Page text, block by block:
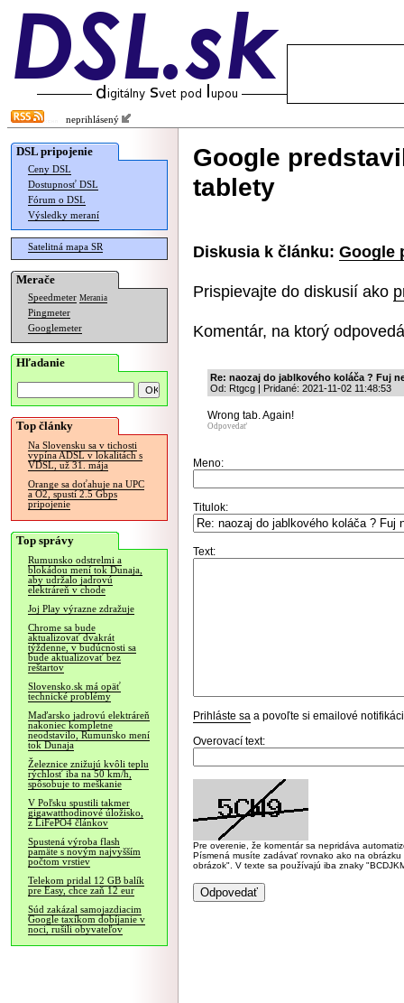
neprihlásený
DSL pripojenie
Ceny DSL
Dostupnosť DSL
Fórum o DSL
Výsledky meraní
Satelitná mapa SR
Merače
Speedmeter Merania
Pingmeter
Googlemeter
Hľadanie
Top články
Na Slovensku sa v tichosti
vypína ADSL v lokalitách s
VDSL, už 31. mája
Orange sa doťahuje na UPC
a O2, spustí 2.5 Gbps
pripojenie
Top správy
Rumunsko odstrelmi a
blokádou mení tok Dunaja,
aby udržalo jadrovú
elektráreň v chode
Joj Play výrazne zdražuje
Chrome sa bude
aktualizovať dvakrát
týždenne, v budúcnosti sa
bude aktualizovať bez
reštartov
Slovensko.sk má opäť
technické problémy
Maďarsko jadrovú elektráreň
nakoniec kompletne
neodstavilo, Rumunsko mení
tok Dunaja
Železnice znižujú kvôli teplu
rýchlosť iba na 50 km/h,
spôsobuje to meškanie
V Poľsku spustili takmer
gigawatthodinové úložisko,
z LiFePO4 článkov
Spustená výroba flash
pamäte s novým najvyšším
počtom vrstiev
Telekom pridal 12 GB balík
pre Easy, chce zaň 12 eur
Súd zakázal samojazdiacim
Google taxíkom dobíjanie v
noci, rušili obyvateľov
Google
tablety
Diskusia k článku: Google
Prispievajte do diskusií ako
Komentár, na ktorý
Re: naozaj do jablkového koláča ? Fuj
Od: Rtgcg | Pridané: 2021-11-02 11:48:53
Wrong tab. Again!
Odpovedať
Meno:
Titulok:
Text:
Prihláste sa a povoľte si emailové
Overovací text:
Pre overenie, že komentár sa nepridáva
Písmená musíte zadávať rovnako ako na
obrázok". V texte sa používajú iba znaky